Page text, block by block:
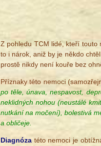
Z pohledu TCM lidé, kteří touto
to i nárok, aniž by je někdo
prostě nikdy není kouře bez
Příznaky této nemoci
po těle, únava, nespavost,
neklidných nohou (neustálé
nutkání na močení), bolestivá
a obličeje.
Diagnóza této nemoci je